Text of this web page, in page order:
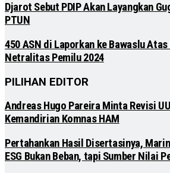
Djarot Sebut PDIP Akan Layangkan
PTUN
450 ASN di Laporkan ke Bawaslu
Netralitas Pemilu 2024
PILIHAN EDITOR
Andreas Hugo Pareira Minta Revisi
Kemandirian Komnas HAM
Pertahankan Hasil Disertasinya,
ESG Bukan Beban, tapi Sumber Nilai